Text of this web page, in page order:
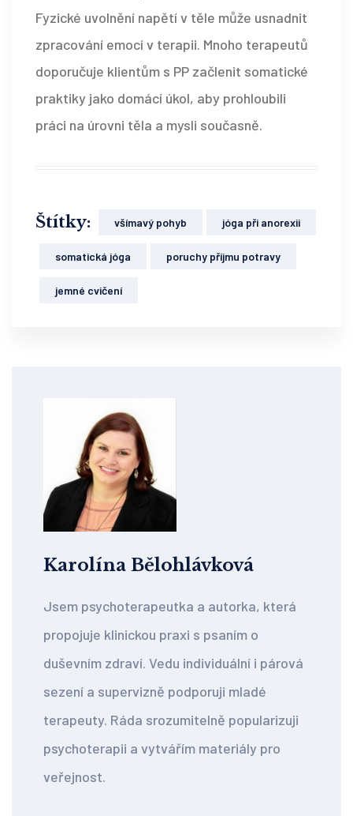
Fyzické uvolnění napětí v těle může usnadnit
zpracování emocí v terapii. Mnoho terapeutů
doporučuje klientům s PP začlenit somatické
praktiky jako domácí úkol, aby prohloubili
práci na úrovni těla a mysli současně.
Štítky: všímavý pohyb jóga při anorexii
somatická jóga poruchy příjmu potravy
jemné cvičení
Karolína Bělohlávková
Jsem psychoterapeutka a autorka, která
propojuje klinickou praxi s psaním o
duševním zdraví. Vedu individuální i párová
sezení a supervizně podporuji mladé
terapeuty. Ráda srozumitelně popularizuji
psychoterapii a vytvářím materiály pro
veřejnost.